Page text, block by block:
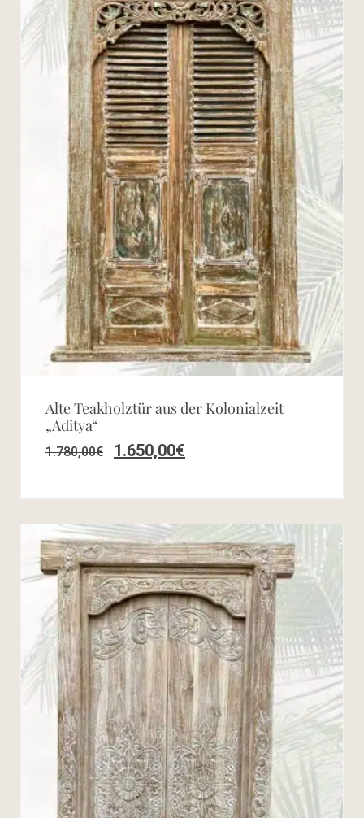
Alte Teakholztür aus der Kolonialzeit
„Aditya“
1.780,00€ 1.650,00€